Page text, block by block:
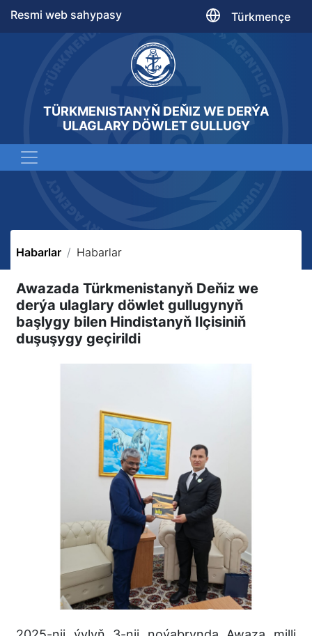
Resmi web sahypasy Türkmençe
TÜRKMENISTANYŇ DEŇIZ WE DERÝA
ULAGLARY DÖWLET GULLUGY
Habarlar Habarlar
Awazada Türkmenistanyň Deňiz we
derýa ulaglary döwlet gullugynyň
başlygy bilen Hindistanyň Ilçisiniň
duşuşygy geçirildi